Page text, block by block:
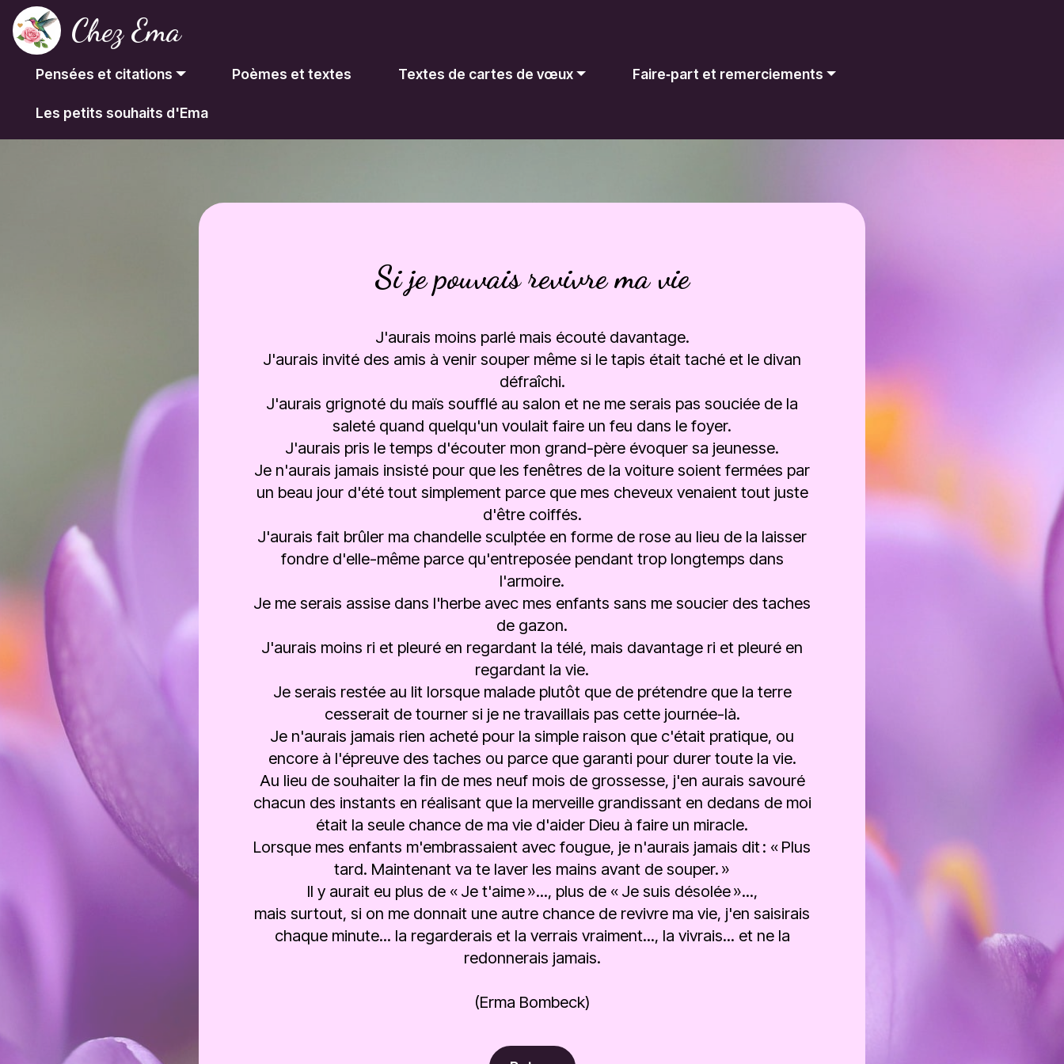
Chez Ema
Pensées et citations Poèmes et textes Textes de cartes de vœux Faire‑part et remerciements
Les petits souhaits d'Ema
Si je pouvais revivre ma vie
J'aurais moins parlé mais écouté davantage.
J'aurais invité des amis à venir souper même si le tapis était taché et le divan
défraîchi.
J'aurais grignoté du maïs soufflé au salon et ne me serais pas souciée de la
saleté quand quelqu'un voulait faire un feu dans le foyer.
J'aurais pris le temps d'écouter mon grand-père évoquer sa jeunesse.
Je n'aurais jamais insisté pour que les fenêtres de la voiture soient fermées par
un beau jour d'été tout simplement parce que mes cheveux venaient tout juste
d'être coiffés.
J'aurais fait brûler ma chandelle sculptée en forme de rose au lieu de la laisser
fondre d'elle-même parce qu'entreposée pendant trop longtemps dans
l'armoire.
Je me serais assise dans l'herbe avec mes enfants sans me soucier des taches
de gazon.
J'aurais moins ri et pleuré en regardant la télé, mais davantage ri et pleuré en
regardant la vie.
Je serais restée au lit lorsque malade plutôt que de prétendre que la terre
cesserait de tourner si je ne travaillais pas cette journée-là.
Je n'aurais jamais rien acheté pour la simple raison que c'était pratique, ou
encore à l'épreuve des taches ou parce que garanti pour durer toute la vie.
Au lieu de souhaiter la fin de mes neuf mois de grossesse, j'en aurais savouré
chacun des instants en réalisant que la merveille grandissant en dedans de moi
était la seule chance de ma vie d'aider Dieu à faire un miracle.
Lorsque mes enfants m'embrassaient avec fougue, je n'aurais jamais dit : « Plus
tard. Maintenant va te laver les mains avant de souper. »
Il y aurait eu plus de « Je t'aime »..., plus de « Je suis désolée »...,
mais surtout, si on me donnait une autre chance de revivre ma vie, j'en saisirais
chaque minute... la regarderais et la verrais vraiment..., la vivrais... et ne la
redonnerais jamais.
(Erma Bombeck)